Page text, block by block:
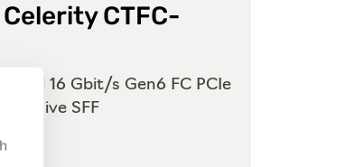
Celerity CTFC-
16 Gbit/s Gen6 FC PCIe
inklusive SFF